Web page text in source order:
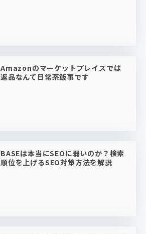
Amazonのマーケットプレイスでは
返品なんて日常茶飯事です
BASEは本当にSEOに弱いのか？検索
順位を上げるSEO対策方法を解説